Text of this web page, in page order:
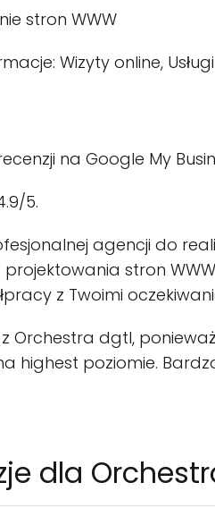
stron WWW
Wizyty online,
na Google My
5.
agencji do
projektowania stron
z Twoimi
z Orchestra dgtl,
highest poziomie.
dla